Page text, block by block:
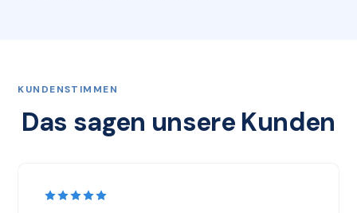
KUNDENSTIMMEN
Das sagen unsere Kunden